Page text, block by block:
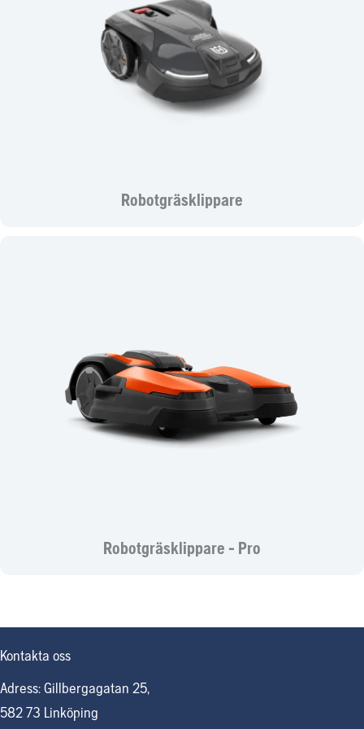
Robotgräsklippare
Robotgräsklippare - Pro
Kontakta oss
Adress: Gillbergagatan 25,
582 73 Linköping